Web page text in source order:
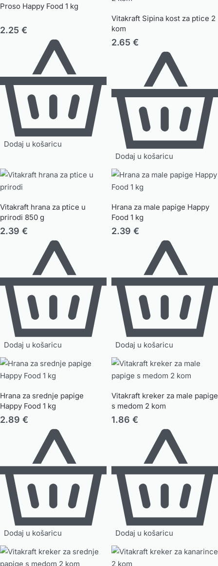
Proso Happy Food 1 kg
2.25 €
Dodaj u košaricu
Vitakraft Sipina kost za ptice 2
kom
2.65 €
Dodaj u košaricu
Vitakraft hrana za ptice u
prirodi 850 g
2.39 €
Dodaj u košaricu
Hrana za male papige Happy
Food 1 kg
2.39 €
Dodaj u košaricu
Hrana za srednje papige
Happy Food 1 kg
2.89 €
Dodaj u košaricu
Vitakraft kreker za male papige
s medom 2 kom
1.86 €
Dodaj u košaricu